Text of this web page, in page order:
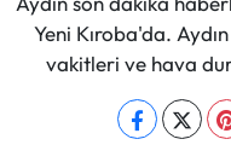
Yeni Kıroba'da.
vakitleri ve hava